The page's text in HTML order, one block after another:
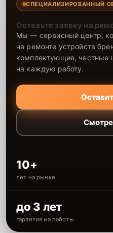
СПЕЦИАЛИЗИРОВАННЫЙ
Оставьте заявку на
Мы — сервисный центр,
на ремонте устройств
комплектующие, честные
на каждую работу.
10+
лет на рынке
до 3 лет
гарантия на работы